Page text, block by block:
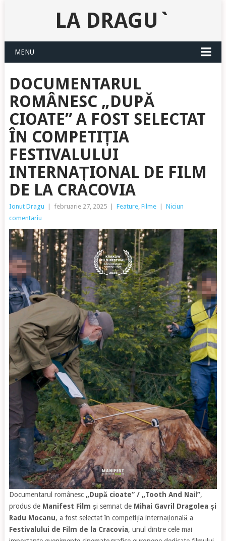
LA DRAGU`
MENU
DOCUMENTARUL
ROMÂNESC „DUPĂ
CIOATE” A FOST SELECTAT
ÎN COMPETIȚIA
FESTIVALULUI
INTERNAȚIONAL DE FILM
DE LA CRACOVIA
Ionut Dragu februarie 27, 2025 Feature, Filme
Niciun
comentariu
Documentarul românesc „După cioate” / „Tooth And Nail”,
produs de Manifest Film și semnat de Mihai Gavril Dragolea și
Radu Mocanu, a fost selectat în competiția internațională a
Festivalului de Film de la Cracovia, unul dintre cele mai